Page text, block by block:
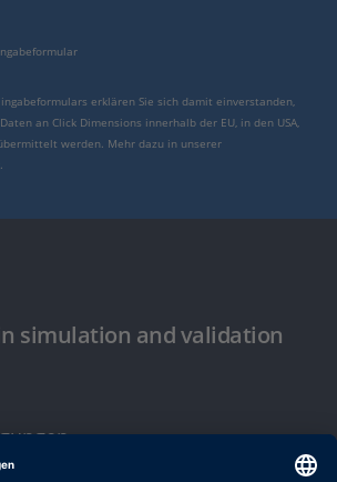
erklären Sie sich damit einverstanden,
an Click Dimensions innerhalb der EU, in den USA,
werden. Mehr dazu in unserer
simulation and validation